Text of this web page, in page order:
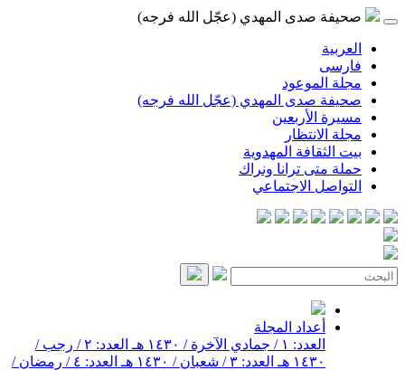
صحيفة صدى المهدي (عجّل الله فرجه)
العربية
فارسی
مجلة الموعود
صحيفة صدى المهدي (عجّل الله فرجه)
مسيرة الأربعين
مجلة الانتظار
بيت الثقافة المهدوية
حملة متى ترانا ونراك
التواصل الاجتماعي
أعداد المجلة
العدد: ١ / جمادي الآخرة / ١٤٣٠ هـ
العدد: ٢ / رجب /
١٤٣٠ هـ
العدد: ٣ / شعبان / ١٤٣٠ هـ
العدد: ٤ / رمضان /